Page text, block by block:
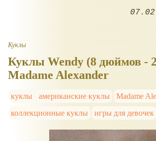
Куклы
Куклы Wendy (8 дюймов -
Madame Alexander
куклы американские куклы
Madame
коллекционные куклы
игры для девочек